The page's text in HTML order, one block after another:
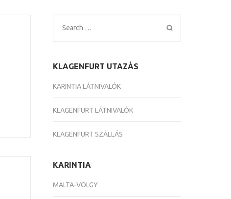
Search
for:
KLAGENFURT UTAZÁS
KARINTIA LÁTNIVALÓK
KLAGENFURT LÁTNIVALÓK
KLAGENFURT SZÁLLÁS
KARINTIA
MALTA-VÖLGY